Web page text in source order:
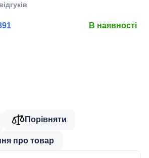
В наявності
Порівняти
про товар